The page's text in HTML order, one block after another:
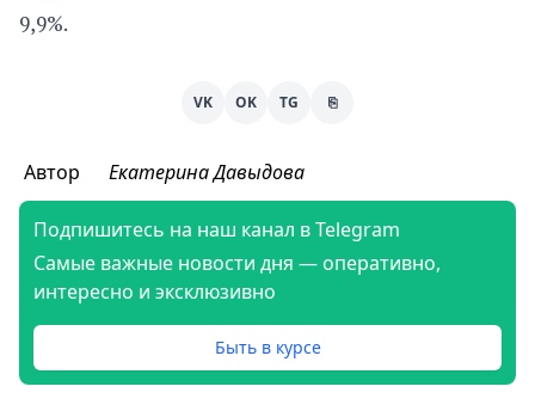
9,9%.
VK OK TG ⎘
Автор Екатерина Давыдова
Подпишитесь на наш канал в Telegram
Самые важные новости дня — оперативно,
интересно и эксклюзивно
Быть в курсе